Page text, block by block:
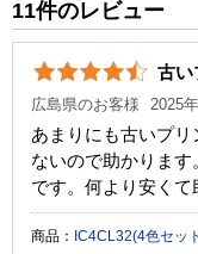
カラー ブラ
顔料・染料
ICチップ
製品タイプ
11件のレビュー
古い
広島県のお客様 2025
あまりにも古いプ
ないので助かりま
です。何より安くて
商品： IC4CL32(4色セッ